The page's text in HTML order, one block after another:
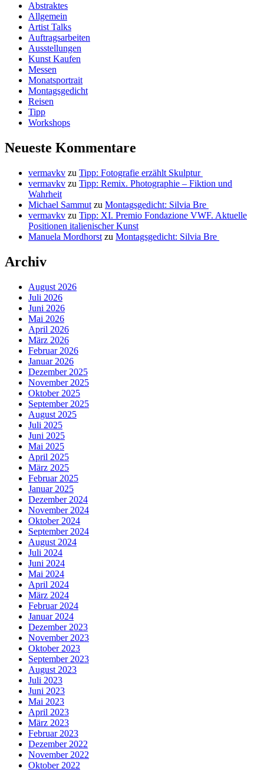
Abstraktes
Allgemein
Artist Talks
Auftragsarbeiten
Ausstellungen
Kunst Kaufen
Messen
Monatsportrait
Montagsgedicht
Reisen
Tipp
Workshops
Neueste Kommentare
vermavkv zu Tipp: Fotografie erzählt Skulptur
vermavkv zu Tipp: Remix. Photographie – Fiktion und
Wahrheit
Michael Sammut zu Montagsgedicht: Silvia Bre
vermavkv zu Tipp: XI. Premio Fondazione VWF. Aktuelle
Positionen italienischer Kunst
Manuela Mordhorst zu Montagsgedicht: Silvia Bre
Archiv
August 2026
Juli 2026
Juni 2026
Mai 2026
April 2026
März 2026
Februar 2026
Januar 2026
Dezember 2025
November 2025
Oktober 2025
September 2025
August 2025
Juli 2025
Juni 2025
Mai 2025
April 2025
März 2025
Februar 2025
Januar 2025
Dezember 2024
November 2024
Oktober 2024
September 2024
August 2024
Juli 2024
Juni 2024
Mai 2024
April 2024
März 2024
Februar 2024
Januar 2024
Dezember 2023
November 2023
Oktober 2023
September 2023
August 2023
Juli 2023
Juni 2023
Mai 2023
April 2023
März 2023
Februar 2023
Dezember 2022
November 2022
Oktober 2022